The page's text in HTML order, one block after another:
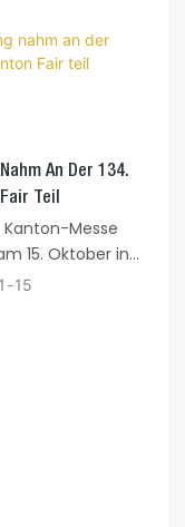
An Der 134.
Teil
Kanton-Messe
15. Oktober in
feierlich
15